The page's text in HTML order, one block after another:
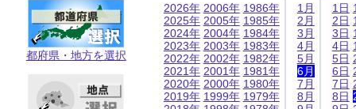
都府県・地方を選択
2026年
2025年
2024年
2023年
2022年
2021年
2020年
2019年
2006年
2005年
2004年
2003年
2002年
2001年
2000年
1999年
1986年
1985年
1984年
1983年
1982年
1981年
1980年
1979年
1月
2月
3月
4月
5月
6月
7月
8月
1日
2日
3日
4日
5日
6日
7日
8日